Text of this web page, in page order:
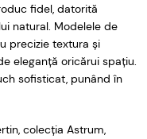
fidel, datorită
natural. Modelele de
precizie textura și
eleganță oricărui spațiu.
sofisticat, punând în
colecția Astrum,